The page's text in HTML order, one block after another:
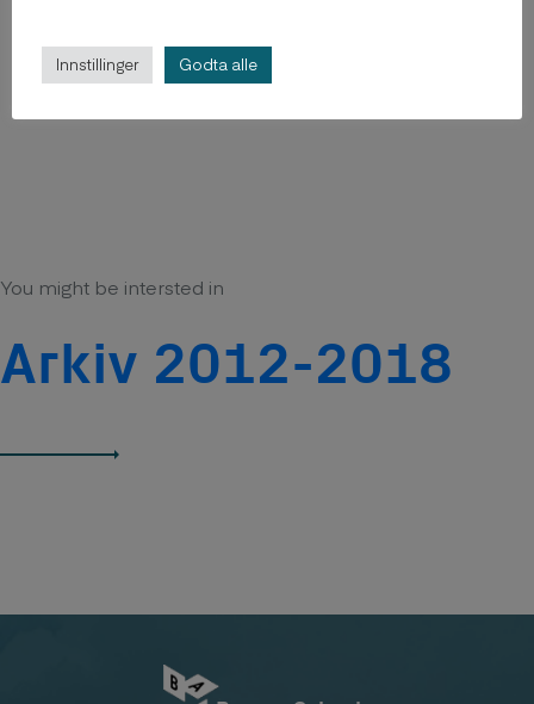
Explore Project
You might be intersted in
Arkiv 2012-2018
Innstillinger Godta alle